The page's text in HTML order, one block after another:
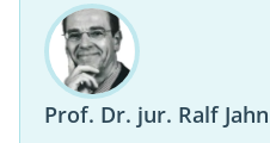
Prof. Dr. jur. Ralf Jahn